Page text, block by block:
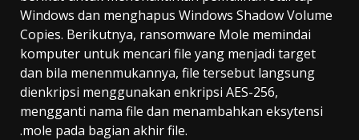
Windows dan menghapus Windows Shadow Volume
Copies. Berikutnya, ransomware Mole memindai
komputer untuk mencari file yang menjadi target
dan bila menenmukannya, file tersebut langsung
dienkripsi menggunakan enkripsi AES-256,
mengganti nama file dan menambahkan eksytensi
.mole pada bagian akhir file.